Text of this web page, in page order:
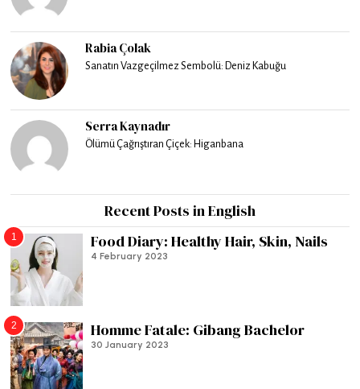
Rabia Çolak
Sanatın Vazgeçilmez Sembolü: Deniz Kabuğu
Serra Kaynadır
Ölümü Çağrıştıran Çiçek: Higanbana
Recent Posts in English
1 Food Diary: Healthy Hair, Skin, Nails
4 February 2023
2 Homme Fatale: Gibang Bachelor
30 January 2023